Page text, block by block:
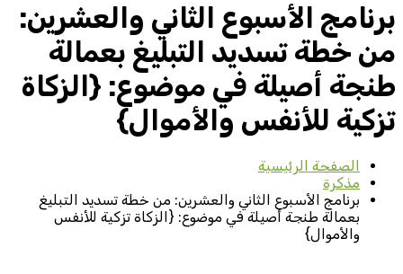
برنامج الأسبوع الثاني والعشرين:
من خطة تسديد التبليغ بعمالة
طنجة أصيلة في موضوع: {الزكاة
تزكية للأنفس والأموال}
الصفحة الرئيسية
مذكرة
برنامج الأسبوع الثاني والعشرين: من خطة تسديد التبليغ
بعمالة طنجة أصيلة في موضوع: {الزكاة تزكية للأنفس
والأموال}